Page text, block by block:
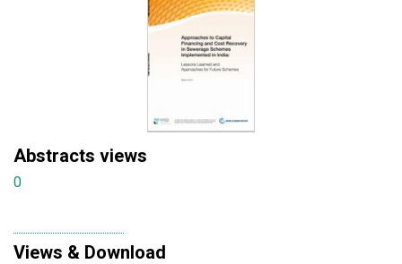
Abstracts views
0
Views & Download